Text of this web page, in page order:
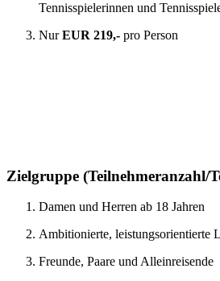
Tennisspielerinnen und
NurEUR 219,- pro Person
Zielgruppe (Teilnehmeranzahl/
Damen und Herren ab 18 Jahren
Ambitionierte, leistungsorientierte
Freunde, Paare und Alleinreisende